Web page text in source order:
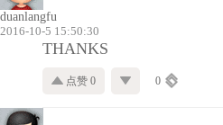
duanlangfu
2016-10-5 15:50:30
THANKS
点赞 0 0